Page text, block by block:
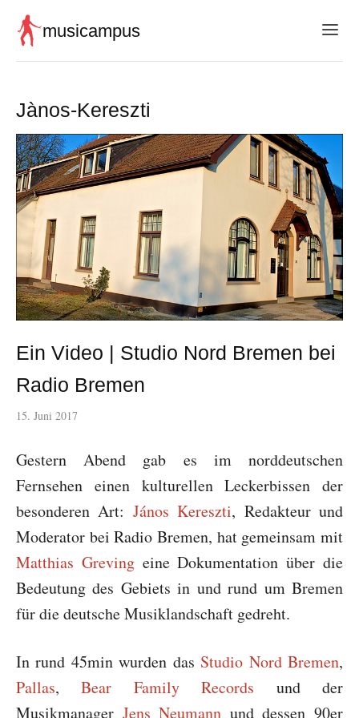
musicampus
Jànos-Kereszti
Ein Video | Studio Nord Bremen bei
Radio Bremen
15. Juni 2017
Gestern Abend gab es im norddeutschen
Fernsehen einen kulturellen Leckerbissen der
besonderen Art: János Kereszti, Redakteur und
Moderator bei Radio Bremen, hat gemeinsam mit
Matthias Grevingeine Dokumentation über die
Bedeutung des Gebiets in und rund um Bremen
für die deutsche Musiklandschaft gedreht.
In rund 45min wurden das Studio Nord Bremen,
Pallas,Bear Family Records und der
Musikmanager Jens Neumann und dessen 90er